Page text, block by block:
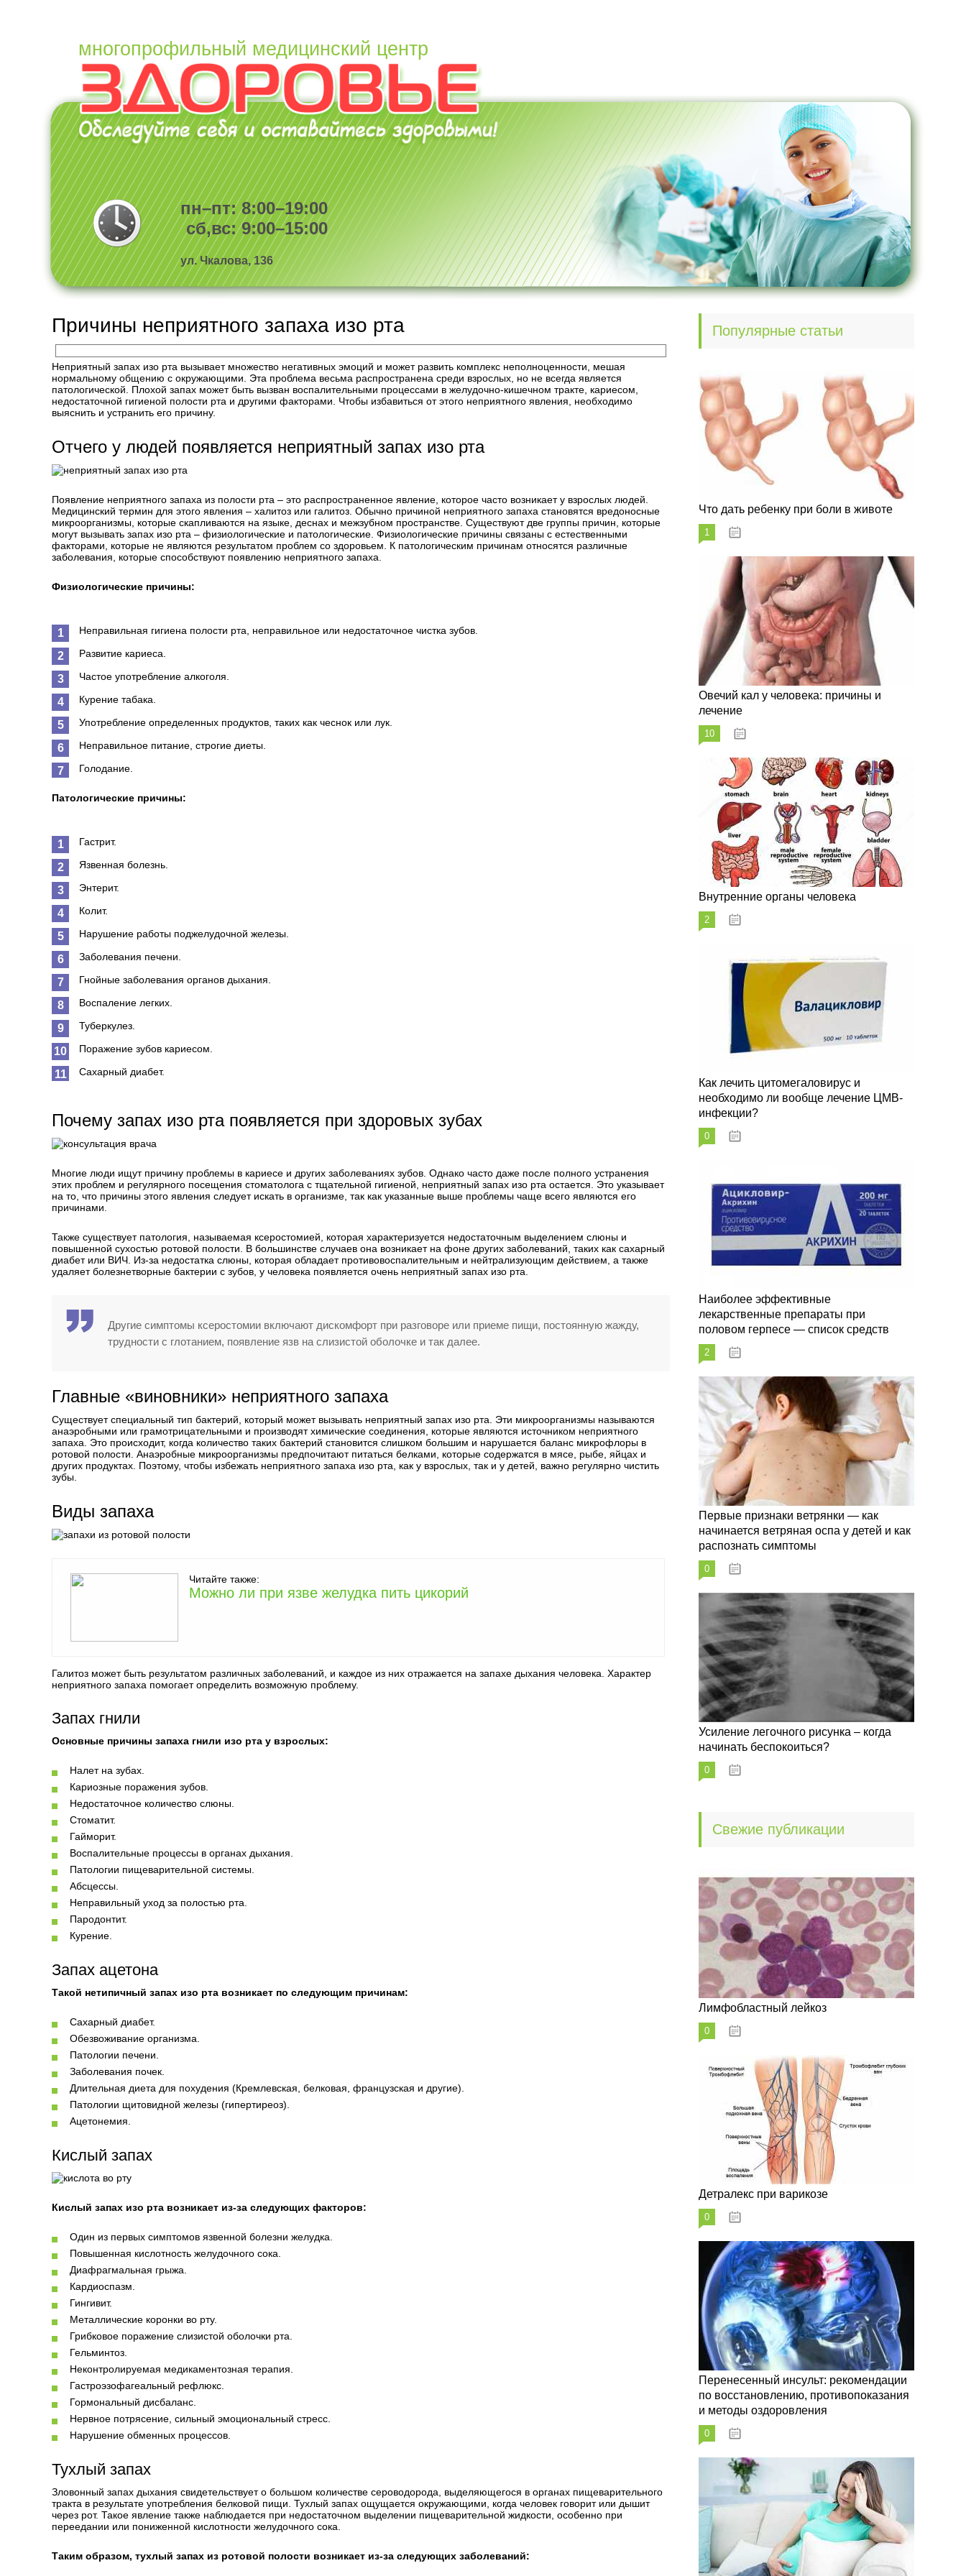
многопрофильный медицинский центр
пн–пт: 8:00–19:00
сб,вс: 9:00–15:00
ул. Чкалова, 136
Причины неприятного запаха изо рта
Неприятный запах изо рта вызывает множество негативных эмоций и может развить комплекс неполноценности, мешая
нормальному общению с окружающими. Эта проблема весьма распространена среди взрослых, но не всегда является
патологической. Плохой запах может быть вызван воспалительными процессами в желудочно-кишечном тракте, кариесом,
недостаточной гигиеной полости рта и другими факторами. Чтобы избавиться от этого неприятного явления, необходимо
выяснить и устранить его причину.
Отчего у людей появляется неприятный запах изо рта
Появление неприятного запаха из полости рта – это распространенное явление, которое часто возникает у взрослых людей.
Медицинский термин для этого явления – халитоз или галитоз. Обычно причиной неприятного запаха становятся вредоносные
микроорганизмы, которые скапливаются на языке, деснах и межзубном пространстве. Существуют две группы причин, которые
могут вызывать запах изо рта – физиологические и патологические. Физиологические причины связаны с естественными
факторами, которые не являются результатом проблем со здоровьем. К патологическим причинам относятся различные
заболевания, которые способствуют появлению неприятного запаха.
Физиологические причины:
Неправильная гигиена полости рта, неправильное или недостаточное чистка зубов.
Развитие кариеса.
Частое употребление алкоголя.
Курение табака.
Употребление определенных продуктов, таких как чеснок или лук.
Неправильное питание, строгие диеты.
Голодание.
Патологические причины:
Гастрит.
Язвенная болезнь.
Энтерит.
Колит.
Нарушение работы поджелудочной железы.
Заболевания печени.
Гнойные заболевания органов дыхания.
Воспаление легких.
Туберкулез.
Поражение зубов кариесом.
Сахарный диабет.
Почему запах изо рта появляется при здоровых зубах
Многие люди ищут причину проблемы в кариесе и других заболеваниях зубов. Однако часто даже после полного устранения
этих проблем и регулярного посещения стоматолога с тщательной гигиеной, неприятный запах изо рта остается. Это указывает
на то, что причины этого явления следует искать в организме, так как указанные выше проблемы чаще всего являются его
причинами.
Также существует патология, называемая ксеростомией, которая характеризуется недостаточным выделением слюны и
повышенной сухостью ротовой полости. В большинстве случаев она возникает на фоне других заболеваний, таких как сахарный
диабет или ВИЧ. Из-за недостатка слюны, которая обладает противовоспалительным и нейтрализующим действием, а также
удаляет болезнетворные бактерии с зубов, у человека появляется очень неприятный запах изо рта.
Другие симптомы ксеростомии включают дискомфорт при разговоре или приеме пищи, постоянную жажду,
трудности с глотанием, появление язв на слизистой оболочке и так далее.
Главные «виновники» неприятного запаха
Существует специальный тип бактерий, который может вызывать неприятный запах изо рта. Эти микроорганизмы называются
анаэробными или грамотрицательными и производят химические соединения, которые являются источником неприятного
запаха. Это происходит, когда количество таких бактерий становится слишком большим и нарушается баланс микрофлоры в
ротовой полости. Анаэробные микроорганизмы предпочитают питаться белками, которые содержатся в мясе, рыбе, яйцах и
других продуктах. Поэтому, чтобы избежать неприятного запаха изо рта, как у взрослых, так и у детей, важно регулярно чистить
зубы.
Виды запаха
Читайте также:
Можно ли при язве желудка пить цикорий
Галитоз может быть результатом различных заболеваний, и каждое из них отражается на запахе дыхания человека. Характер
неприятного запаха помогает определить возможную проблему.
Запах гнили
Основные причины запаха гнили изо рта у взрослых:
Налет на зубах.
Кариозные поражения зубов.
Недостаточное количество слюны.
Стоматит.
Гайморит.
Воспалительные процессы в органах дыхания.
Патологии пищеварительной системы.
Абсцессы.
Неправильный уход за полостью рта.
Пародонтит.
Курение.
Запах ацетона
Такой нетипичный запах изо рта возникает по следующим причинам:
Сахарный диабет.
Обезвоживание организма.
Патологии печени.
Заболевания почек.
Длительная диета для похудения (Кремлевская, белковая, французская и другие).
Патологии щитовидной железы (гипертиреоз).
Ацетонемия.
Кислый запах
Кислый запах изо рта возникает из-за следующих факторов:
Один из первых симптомов язвенной болезни желудка.
Повышенная кислотность желудочного сока.
Диафрагмальная грыжа.
Кардиоспазм.
Гингивит.
Металлические коронки во рту.
Грибковое поражение слизистой оболочки рта.
Гельминтоз.
Неконтролируемая медикаментозная терапия.
Гастроэзофагеальный рефлюкс.
Гормональный дисбаланс.
Нервное потрясение, сильный эмоциональный стресс.
Нарушение обменных процессов.
Тухлый запах
Зловонный запах дыхания свидетельствует о большом количестве сероводорода, выделяющегося в органах пищеварительного
тракта в результате употребления белковой пищи. Тухлый запах ощущается окружающими, когда человек говорит или дышит
через рот. Такое явление также наблюдается при недостаточном выделении пищеварительной жидкости, особенно при
переедании или пониженной кислотности желудочного сока.
Таким образом, тухлый запах из ротовой полости возникает из-за следующих заболеваний:
Популярные статьи
Что дать ребенку при боли в животе
1
Овечий кал у человека: причины и
лечение
10
Внутренние органы человека
2
Как лечить цитомегаловирус и
необходимо ли вообще лечение ЦМВ-
инфекции?
0
Наиболее эффективные
лекарственные препараты при
половом герпесе — список средств
2
Первые признаки ветрянки — как
начинается ветряная оспа у детей и как
распознать симптомы
0
Усиление легочного рисунка – когда
начинать беспокоиться?
0
Свежие публикации
Лимфобластный лейкоз
0
Детралекс при варикозе
0
Перенесенный инсульт: рекомендации
по восстановлению, противопоказания
и методы оздоровления
0